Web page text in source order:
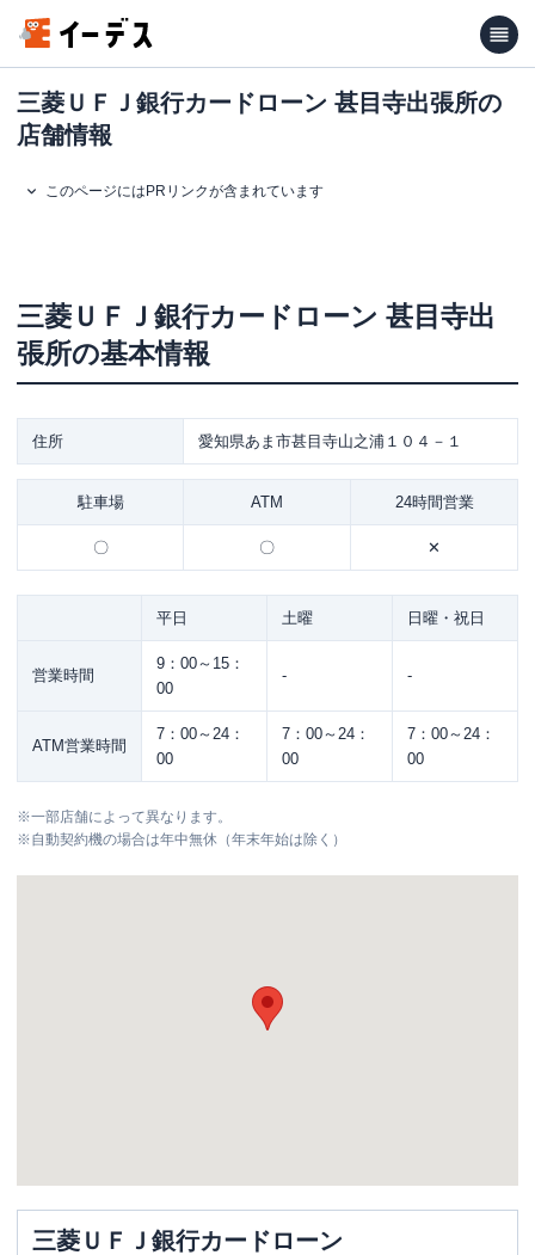
三菱ＵＦＪ銀行カードローン 甚目寺出張所の
店舗情報
このページにはPRリンクが含まれています
三菱ＵＦＪ銀行カードローン 甚目寺出
張所の基本情報
住所 愛知県あま市甚目寺山之浦１０４－１
駐車場 ATM 24時間営業
〇 〇 ✕
平日 土曜 日曜・祝日
営業時間
9：00～15：
00
- -
ATM営業時間
7：00～24：
00
7：00～24：
00
7：00～24：
00
※一部店舗によって異なります。
※自動契約機の場合は年中無休（年末年始は除く）
三菱ＵＦＪ銀行カードローン